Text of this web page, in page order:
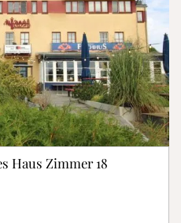
Haus Zimmer 18